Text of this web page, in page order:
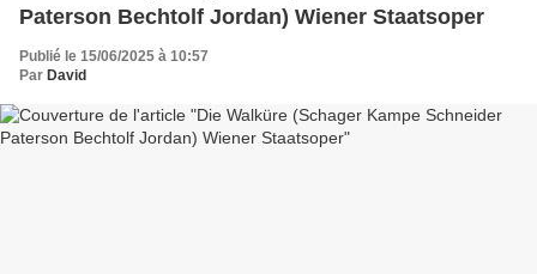
Paterson Bechtolf Jordan) Wiener Staatsoper
Publié le 15/06/2025 à 10:57
Par David